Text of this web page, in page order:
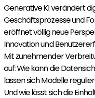
Generative KI verändert
Geschäftsprozesse und
eröffnet völlig neue
Innovation und
Mit zunehmender
auf: Wie kann die
lassen sich Modelle
Und wie lässt sich die